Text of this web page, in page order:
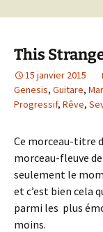
This
15 janvier 2015
Genesis, Guitare,
Progressif, Rêve,
Ce morceau-titre
morceau-fleuve
seulement le
et c’est bien cela
parmi les plus
moins.